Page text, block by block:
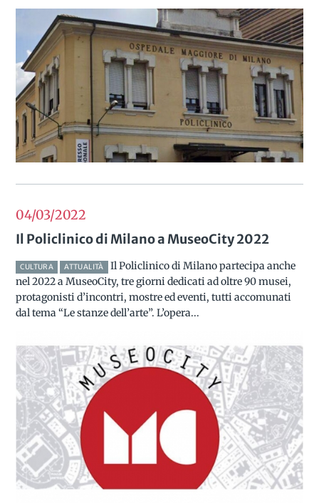
04/032022
Il Policlinico di Milano a MuseoCity 2022
CULTURA ATTUALITÀ
Il Policlinico di Milano partecipa anche
nel 2022 a MuseoCity, tre giorni dedicati ad oltre 90 musei,
protagonisti d’incontri, mostre ed eventi, tutti accomunati
dal tema “Le stanze dell’arte”. L’opera...